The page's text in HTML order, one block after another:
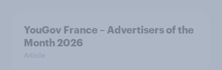
YouGov France – Advertisers of the
Month 2026
Article